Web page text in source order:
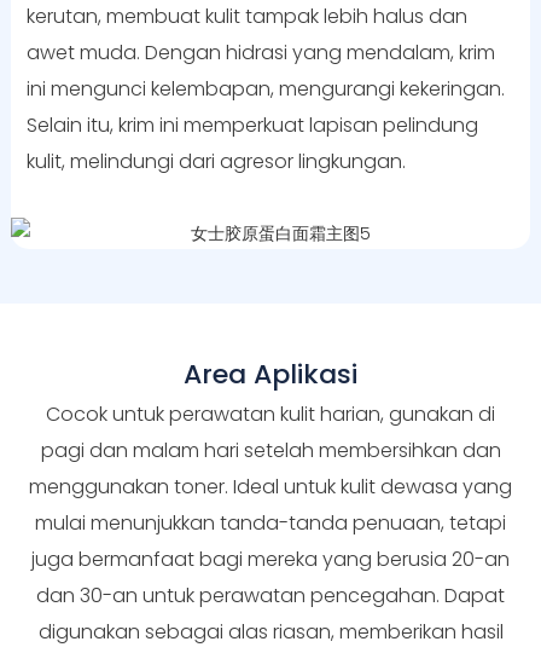
kerutan, membuat kulit tampak lebih halus dan
awet muda. Dengan hidrasi yang mendalam, krim
ini mengunci kelembapan, mengurangi kekeringan.
Selain itu, krim ini memperkuat lapisan pelindung
kulit, melindungi dari agresor lingkungan.
Area Aplikasi
Cocok untuk perawatan kulit harian, gunakan di
pagi dan malam hari setelah membersihkan dan
menggunakan toner. Ideal untuk kulit dewasa yang
mulai menunjukkan tanda-tanda penuaan, tetapi
juga bermanfaat bagi mereka yang berusia 20-an
dan 30-an untuk perawatan pencegahan. Dapat
digunakan sebagai alas riasan, memberikan hasil